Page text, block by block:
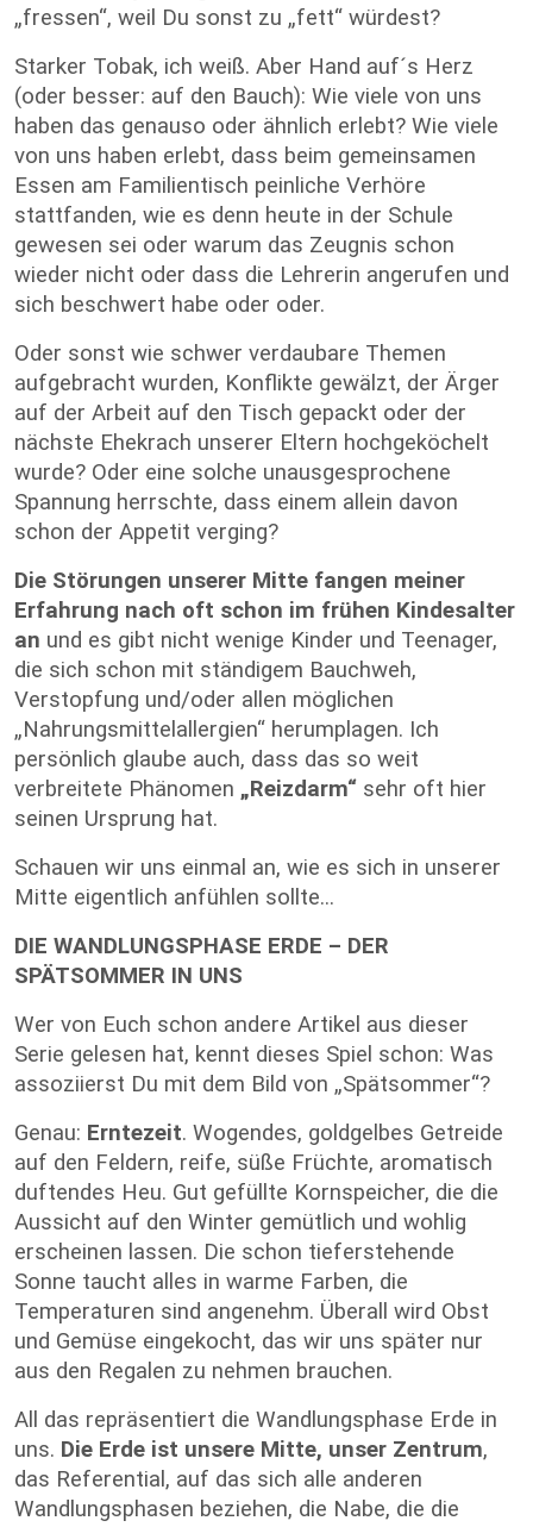
„fressen“, weil Du sonst zu „fett“ würdest?
Starker Tobak, ich weiß. Aber Hand auf´s Herz
(oder besser: auf den Bauch): Wie viele von uns
haben das genauso oder ähnlich erlebt? Wie viele
von uns haben erlebt, dass beim gemeinsamen
Essen am Familientisch peinliche Verhöre
stattfanden, wie es denn heute in der Schule
gewesen sei oder warum das Zeugnis schon
wieder nicht oder dass die Lehrerin angerufen und
sich beschwert habe oder oder.
Oder sonst wie schwer verdaubare Themen
aufgebracht wurden, Konflikte gewälzt, der Ärger
auf der Arbeit auf den Tisch gepackt oder der
nächste Ehekrach unserer Eltern hochgeköchelt
wurde? Oder eine solche unausgesprochene
Spannung herrschte, dass einem allein davon
schon der Appetit verging?
Die Störungen unserer Mitte fangen meiner
Erfahrung nach oft schon im frühen Kindesalter
an und es gibt nicht wenige Kinder und Teenager,
die sich schon mit ständigem Bauchweh,
Verstopfung und/oder allen möglichen
„Nahrungsmittelallergien“ herumplagen. Ich
persönlich glaube auch, dass das so weit
verbreitete Phänomen „Reizdarm“ sehr oft hier
seinen Ursprung hat.
Schauen wir uns einmal an, wie es sich in unserer
Mitte eigentlich anfühlen sollte...
DIE WANDLUNGSPHASE ERDE – DER
SPÄTSOMMER IN UNS
Wer von Euch schon andere Artikel aus dieser
Serie gelesen hat, kennt dieses Spiel schon: Was
assoziierst Du mit dem Bild von „Spätsommer“?
Genau: Erntezeit. Wogendes, goldgelbes Getreide
auf den Feldern, reife, süße Früchte, aromatisch
duftendes Heu. Gut gefüllte Kornspeicher, die die
Aussicht auf den Winter gemütlich und wohlig
erscheinen lassen. Die schon tieferstehende
Sonne taucht alles in warme Farben, die
Temperaturen sind angenehm. Überall wird Obst
und Gemüse eingekocht, das wir uns später nur
aus den Regalen zu nehmen brauchen.
All das repräsentiert die Wandlungsphase Erde in
uns. Die Erde ist unsere Mitte, unser Zentrum,
das Referential, auf das sich alle anderen
Wandlungsphasen beziehen, die Nabe, die die